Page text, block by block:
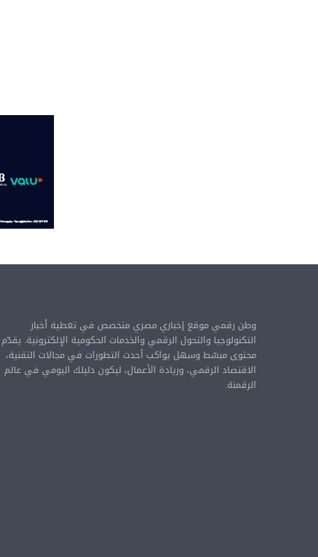
وطن رقمي موقع إخباري مصري متخصص في تغطية أخبار
التكنولوجيا والتحول الرقمي والخدمات الحكومية الإلكترونية. يقدّم
محتوى مبسّط وسهل يواكب أحدث التطورات في مجالات التقنية،
الاقتصاد الرقمي، وريادة الأعمال، ليكون دليلك اليومي في عالم
الرقمنة.